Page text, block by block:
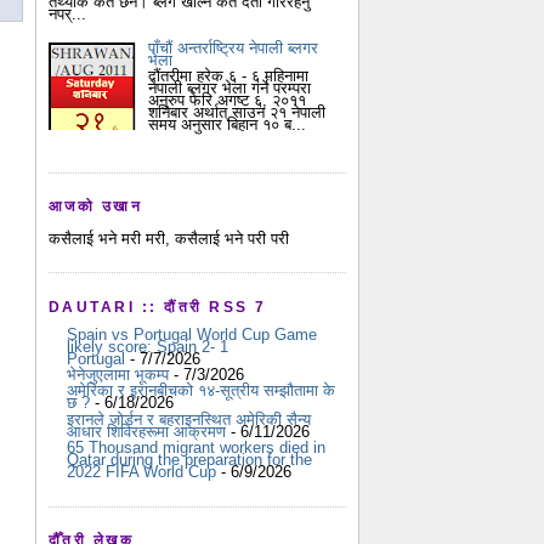
नपर्...
पाँचौं अन्तर्राष्ट्रिय नेपाली ब्लगर
भेला
दौंतरीमा हरेक ६ - ६ महिनामा
नेपाली ब्लगर भेला गर्ने परम्परा
अनुरुप फेरि अगष्ट ६, २०११
शनिबार अर्थात् साउन २१ नेपाली
समय अनुसार बिहान १० ब...
आजको उखान
कसैलाई भने मरी मरी, कसैलाई भने परी परी
DAUTARI :: दौंतरी RSS 7
Spain vs Portugal World Cup Game
likely score: Spain 2- 1
Portugal - 7/7/2026
भेनेजुएलामा भूकम्प- 7/3/2026
अमेरिका र इरानबीचको १४-सूत्रीय सम्झौतामा के
छ ? - 6/18/2026
इरानले जोर्डन र बहराइनस्थित अमेरिकी सैन्य
आधार शिविरहरूमा आक्रमण- 6/11/2026
65 Thousand migrant workers died in
Qatar during the preparation for the
2022 FIFA World Cup - 6/9/2026
दौँतरी लेखक